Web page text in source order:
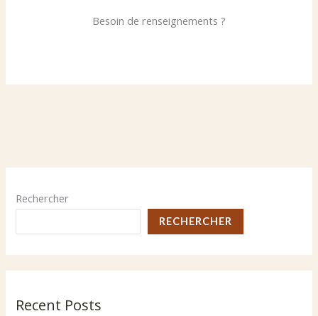
Rechercher
RECHERCHER
Recent Posts
Besoin de renseignements ?